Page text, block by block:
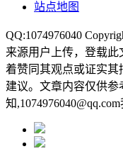
站点地图
QQ:1074976040
来源用户上传，登载
着赞同其观点或证实
建议。文章内容仅供
知